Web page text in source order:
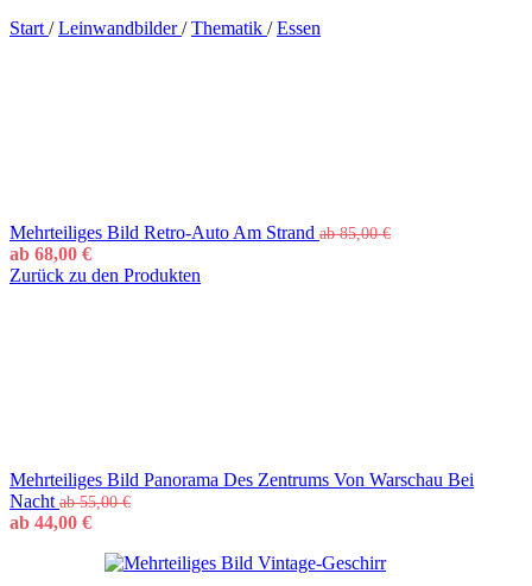
Start / Leinwandbilder/ Thematik / Essen
Mehrteiliges Bild Retro-Auto Am Strand ab85,00€
ab 68,00 €
Zurück zu den Produkten
Mehrteiliges Bild Panorama Des Zentrums Von Warschau Bei
Nacht ab55,00€
ab 44,00 €